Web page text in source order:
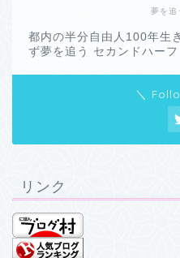
夢を追
都内の半分自由人100年生
ず夢を追う セカンドハー
＼
リンク